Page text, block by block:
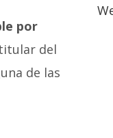
por
del
de las